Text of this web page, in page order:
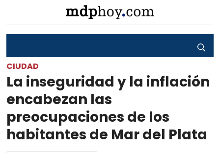
CIUDAD
La inseguridad y la inflación
encabezan las
preocupaciones de los
habitantes de Mar del Plata